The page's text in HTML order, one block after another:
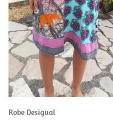
Robe Desigual